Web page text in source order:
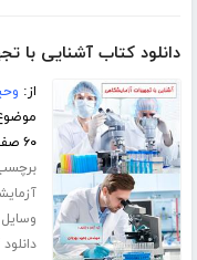
دانلود کتاب آشنایی با
از:
۶۰ صفحه
دانلود pdf آشنایی با وسایل آزمایشگاه